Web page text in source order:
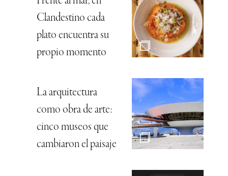
Clandestino cada
plato encuentra su
propio momento
La arquitectura
como obra de arte:
cinco museos que
cambiaron el paisaje